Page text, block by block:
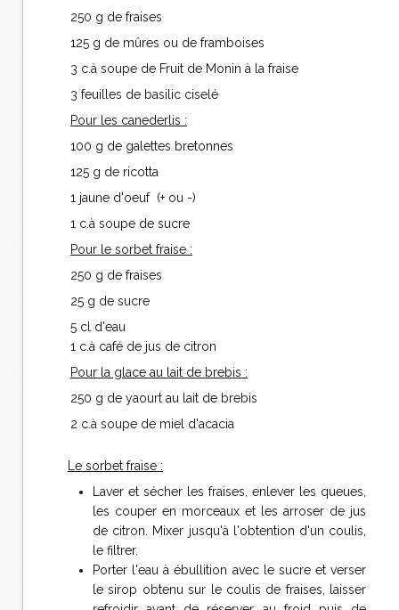
250 g de fraises
125 g de mûres ou de framboises
3 c.à soupe de Fruit de Monin à la fraise
3 feuilles de basilic ciselé
Pour les canederlis :
100 g de galettes bretonnes
125 g de ricotta
1 jaune d'oeuf (+ ou -)
1 c.à soupe de sucre
Pour le sorbet fraise :
250 g de fraises
25 g de sucre
5 cl d'eau
1 c.à café de jus de citron
Pour la glace au lait de brebis :
250 g de yaourt au lait de brebis
2 c.à soupe de miel d'acacia
Le sorbet fraise :
Laver et sécher les fraises, enlever les queues,
les couper en morceaux et les arroser de jus
de citron. Mixer jusqu'à l'obtention d'un coulis,
le filtrer.
Porter l'eau à ébullition avec le sucre et verser
le sirop obtenu sur le coulis de fraises, laisser